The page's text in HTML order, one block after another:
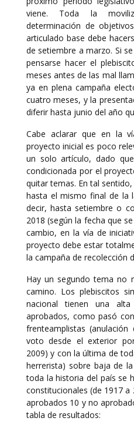
viene. Toda la
determinación de
articulado base debe
de setiembre a marzo. Si
pensarse hacer el
meses antes de las mal
ya en plena campaña
cuatro meses, y la
diferir hasta junio del año
Cabe aclarar que en la
proyecto inicial es poco
un solo artículo, dado
condicionada por el
quitar temas. En tal
hasta el mismo final de la
decir, hasta setiembre o
2018 (según la fecha que
cambio, en la vía de
proyecto debe estar
la campaña de recolección
Hay un segundo tema no
camino. Los plebiscitos
nacional tienen una
aprobados, como pasó
frenteamplistas
voto desde el exterior
2009) y con la última de
herrerista) sobre baja de
toda la historia del país se
constitucionales (de 1917
aprobados 10 y no
tabla de resultados: